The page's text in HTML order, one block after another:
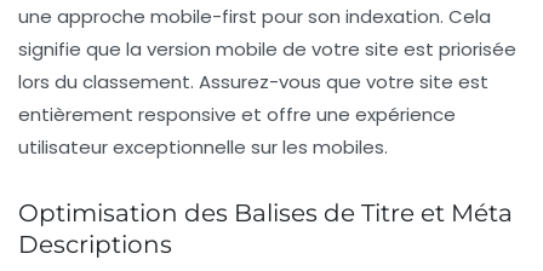
une approche mobile-first pour son indexation. Cela
signifie que la version mobile de votre site est priorisée
lors du classement. Assurez-vous que votre site est
entièrement responsive et offre une expérience
utilisateur exceptionnelle sur les mobiles.
Optimisation des Balises de Titre et Méta
Descriptions